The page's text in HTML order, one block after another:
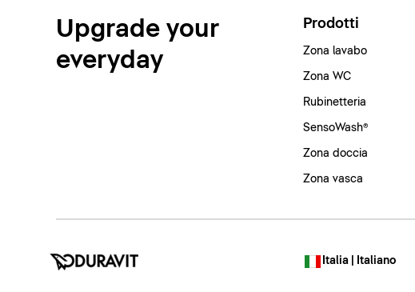
Upgrade your
everyday
Prodotti
Zona lavabo
Zona WC
Rubinetteria
SensoWash®
Zona doccia
Zona vasca
Italia | Italiano